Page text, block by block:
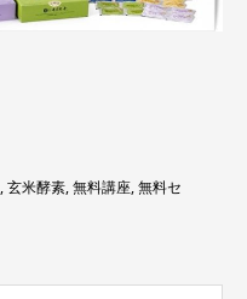
,玄米酵素,無料講座,無料セ